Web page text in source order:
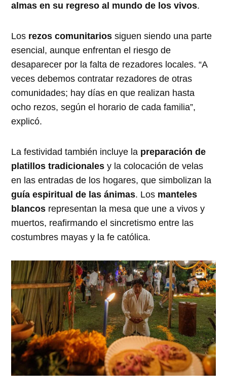
almas en su regreso al mundo de los vivos.
Los rezos comunitarios siguen siendo una parte
esencial, aunque enfrentan el riesgo de
desaparecer por la falta de rezadores locales. “A
veces debemos contratar rezadores de otras
comunidades; hay días en que realizan hasta
ocho rezos, según el horario de cada familia”,
explicó.
La festividad también incluye la preparación de
platillos tradicionales y la colocación de velas
en las entradas de los hogares, que simbolizan la
guía espiritual de las ánimas. Los manteles
blancos representan la mesa que une a vivos y
muertos, reafirmando el sincretismo entre las
costumbres mayas y la fe católica.